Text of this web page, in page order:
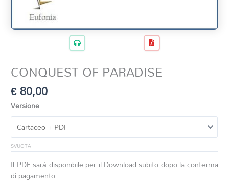
CONQUEST OF PARADISE
€80,00
Versione
SVUOTA
Il PDF sarà disponibile per il Download subito dopo la conferma
di pagamento.